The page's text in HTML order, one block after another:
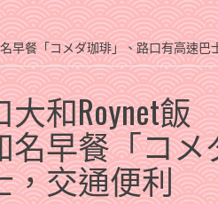
早餐「コメダ珈琲」、路口有高速巴
和Roynet飯
名早餐「コメ
，交通便利